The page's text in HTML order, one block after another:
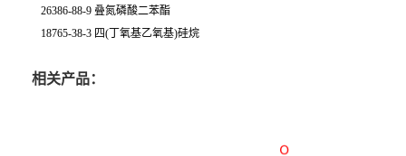
26386-88-9 叠氮磷酸二苯酯
18765-38-3 四(丁氧基乙氧基)硅烷
相关产品：